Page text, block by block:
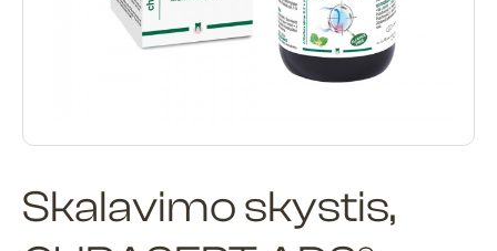
Skalavimo skystis,